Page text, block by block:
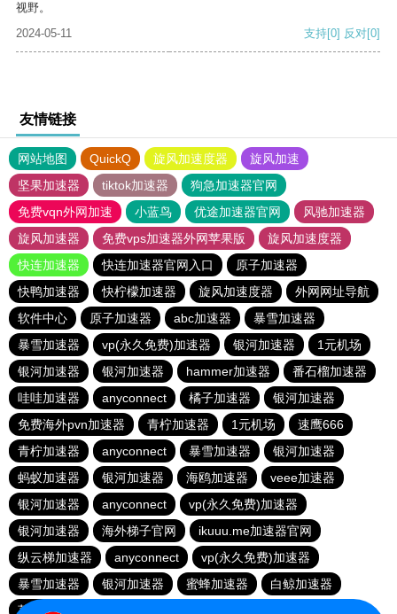
视野。
2024-05-11
支持[0] 反对[0]
友情链接
网站地图 QuickQ 旋风加速度器
旋风加速
坚果加速器
tiktok加速器
狗急加速器官网
免费vqn外网加速
小蓝鸟 优途加速器官网
风驰加速器
旋风加速器
免费vps加速器外网苹果版
旋风加速度器
快连加速器
快连加速器官网入口
原子加速器
快鸭加速器
快柠檬加速器 旋风加速度器
外网网址导航
软件中心
原子加速器 abc加速器
暴雪加速器
暴雪加速器
vp(永久免费)加速器 银河加速器
1元机场
银河加速器
银河加速器 hammer加速器
番石榴加速器
哇哇加速器
anyconnect 橘子加速器
银河加速器
免费海外pvn加速器
青柠加速器 1元机场
速鹰666
青柠加速器
anyconnect 暴雪加速器
银河加速器
蚂蚁加速器
银河加速器 海鸥加速器
veee加速器
银河加速器
anyconnect
vp(永久免费)加速器
银河加速器
海外梯子官网
ikuuu.me加速器官网
纵云梯加速器
anyconnect
vp(永久免费)加速器
暴雪加速器
银河加速器 蜜蜂加速器
白鲸加速器
荔枝加速器